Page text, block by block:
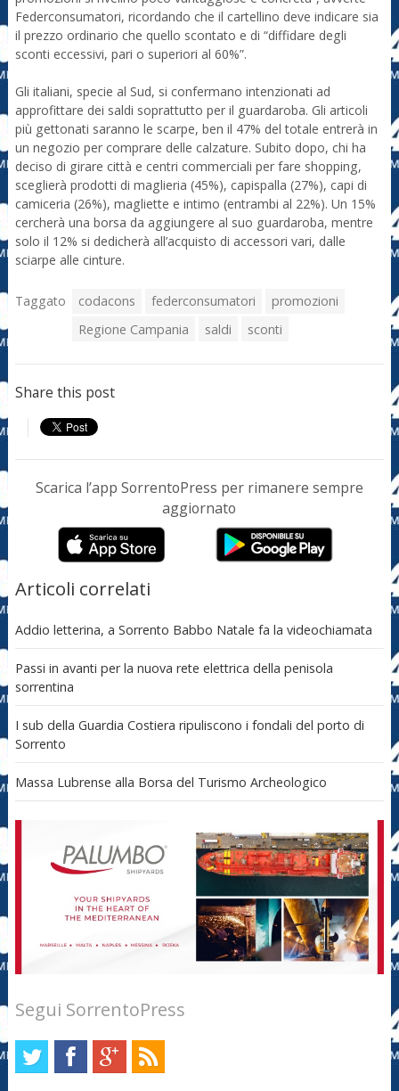
Federconsumatori, ricordando che il cartellino deve indicare sia
il prezzo ordinario che quello scontato e di “diffidare degli
sconti eccessivi, pari o superiori al 60%”.
Gli italiani, specie al Sud, si confermano intenzionati ad
approfittare dei saldi soprattutto per il guardaroba. Gli articoli
più gettonati saranno le scarpe, ben il 47% del totale entrerà in
un negozio per comprare delle calzature. Subito dopo, chi ha
deciso di girare città e centri commerciali per fare shopping,
sceglierà prodotti di maglieria (45%), capispalla (27%), capi di
camiceria (26%), magliette e intimo (entrambi al 22%). Un 15%
cercherà una borsa da aggiungere al suo guardaroba, mentre
solo il 12% si dedicherà all’acquisto di accessori vari, dalle
sciarpe alle cinture.
Taggato codacons federconsumatori
promozioni
Regione Campania
saldi sconti
Share this post
Scarica l’app SorrentoPress per rimanere sempre
aggiornato
Articoli correlati
Addio letterina, a Sorrento Babbo Natale fa la videochiamata
Passi in avanti per la nuova rete elettrica della penisola
sorrentina
I sub della Guardia Costiera ripuliscono i fondali del porto di
Sorrento
Massa Lubrense alla Borsa del Turismo Archeologico
Segui SorrentoPress